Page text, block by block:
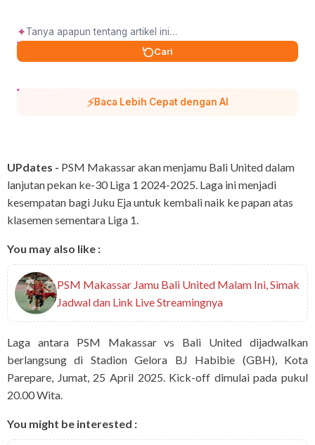
✦
Cari
⚡Baca Lebih Cepat dengan AI
UPdates - PSM Makassar akan menjamu Bali United dalam
lanjutan pekan ke-30 Liga 1 2024-2025. Laga ini menjadi
kesempatan bagi Juku Eja untuk kembali naik ke papan atas
klasemen sementara Liga 1.
You may also like :
PSM Makassar Jamu Bali United Malam Ini, Simak
Jadwal dan Link Live Streamingnya
Laga antara PSM Makassar vs Bali United dijadwalkan
berlangsung di Stadion Gelora BJ Habibie (GBH), Kota
Parepare, Jumat, 25 April 2025. Kick-off dimulai pada pukul
20.00 Wita.
You might be interested :